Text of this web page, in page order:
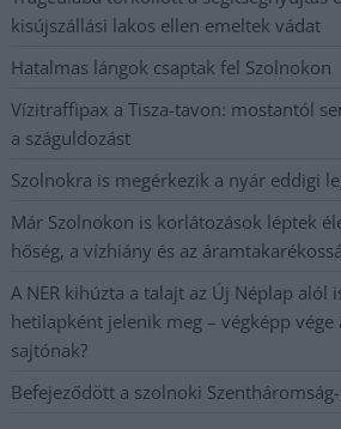
kisújszállási lakos ellen emeltek vádat
Hatalmas lángok csaptak fel Szolnokon
Vízitraffipax a Tisza-tavon: mostantól
a száguldozást
Szolnokra is megérkezik a nyár eddigi
Már Szolnokon is korlátozások léptek
hőség, a vízhiány és az
A NER kihúzta a talajt az Új Néplap alól
hetilapként jelenik meg – végképp
sajtónak?
Befejeződött a szolnoki